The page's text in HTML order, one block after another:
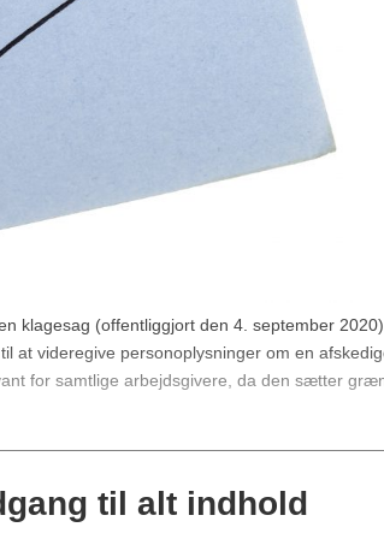
klagesag (offentliggjort den 4. september
at videregive personoplysninger om en
for samtlige arbejdsgivere, da den sætter
til alt indhold